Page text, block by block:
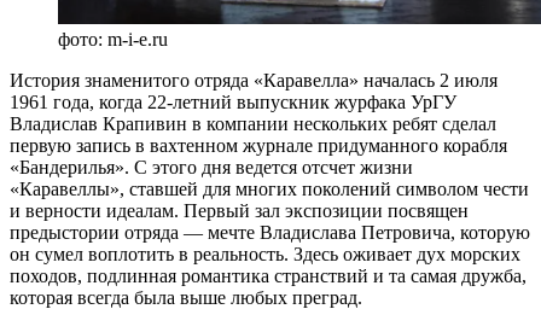
фото: m-i-e.ru
История знаменитого отряда «Каравелла» началась 2 июля
1961 года, когда 22-летний выпускник журфака УрГУ
Владислав Крапивин в компании нескольких ребят сделал
первую запись в вахтенном журнале придуманного корабля
«Бандерилья». С этого дня ведется отсчет жизни
«Каравеллы», ставшей для многих поколений символом чести
и верности идеалам. Первый зал экспозиции посвящен
предыстории отряда — мечте Владислава Петровича, которую
он сумел воплотить в реальность. Здесь оживает дух морских
походов, подлинная романтика странствий и та самая дружба,
которая всегда была выше любых преград.